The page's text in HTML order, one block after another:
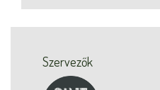
Szervezők